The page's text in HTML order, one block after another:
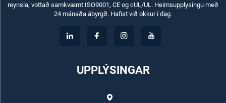
reynsla, vottað samkvæmt ISO9001, CE og cUL/UL. Heimsupplysingu með
24 mánaða ábyrgð. Hafist við okkur í dag.
UPPLÝSINGAR